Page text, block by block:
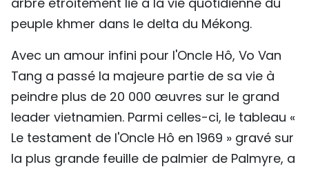
peuple khmer dans le delta du Mékong.
Avec un amour infini pour l'Oncle Hô, Vo Van
Tang a passé la majeure partie de sa vie à
peindre plus de 20 000 œuvres sur le grand
leader vietnamien. Parmi celles-ci, le tableau «
Le testament de l'Oncle Hô en 1969 » gravé sur
la plus grande feuille de palmier de Palmyre, a